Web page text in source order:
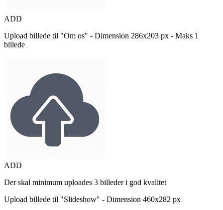
ADD
Upload billede til "Om os" - Dimension 286x203 px - Maks 1
billede
ADD
Der skal minimum uploades 3 billeder i god kvalitet
Upload billede til "Slideshow" - Dimension 460x282 px